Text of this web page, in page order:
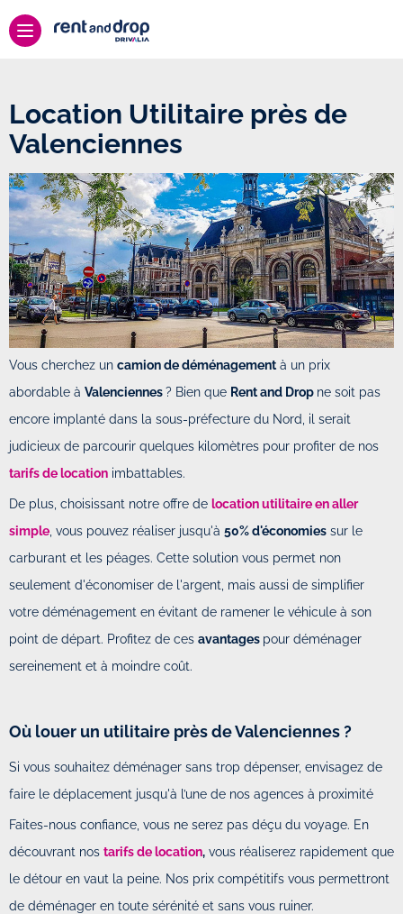
Location Utilitaire près de
Valenciennes
Vous cherchez un camion de déménagement à un prix
abordable à Valenciennes? Bien que Rent and Drop ne soit pas
encore implanté dans la sous-préfecture du Nord, il serait
judicieux de parcourir quelques kilomètres pour profiter de nos
tarifs de location imbattables.
De plus, choisissant notre offre de location utilitaire en aller
simple , vous pouvez réaliser jusqu'à 50% d'économies sur le
carburant et les péages. Cette solution vous permet non
seulement d'économiser de l'argent, mais aussi de simplifier
votre déménagement en évitant de ramener le véhicule à son
point de départ. Profitez de ces avantages pour déménager
sereinement et à moindre coût.
Où louer un utilitaire près de Valenciennes ?
Si vous souhaitez déménager sans trop dépenser, envisagez de
faire le déplacement jusqu'à l’une de nos agences à proximité
Faites-nous confiance, vous ne serez pas déçu du voyage. En
découvrant nos tarifs de location, vous réaliserez rapidement que
le détour en vaut la peine. Nos prix compétitifs vous permettront
de déménager en toute sérénité et sans vous ruiner.